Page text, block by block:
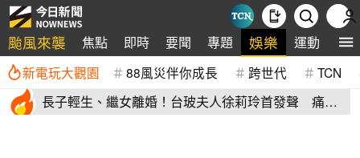
颱風來襲 焦點 即時 要聞 專題 娛樂 運動 全
新電玩大觀園 88風災伴你成長 跨世代 TCN
長子輕生、繼女離婚！台玻夫人徐莉玲首發聲 痛揭